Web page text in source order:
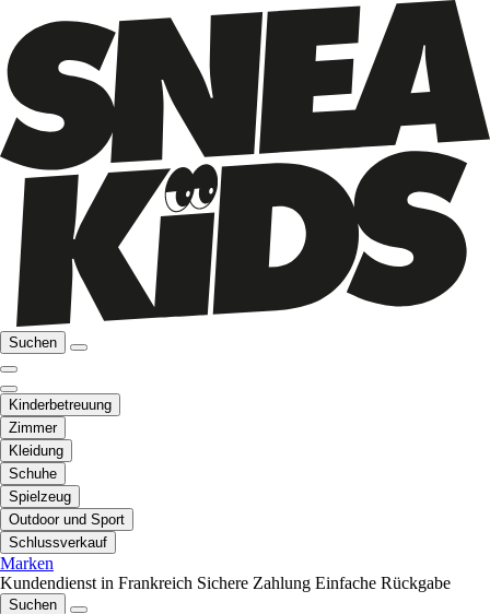
Suchen
Kinderbetreuung
Zimmer
Kleidung
Schuhe
Spielzeug
Outdoor und Sport
Schlussverkauf
Marken
Kundendienst in Frankreich Sichere Zahlung Einfache Rückgabe
Suchen